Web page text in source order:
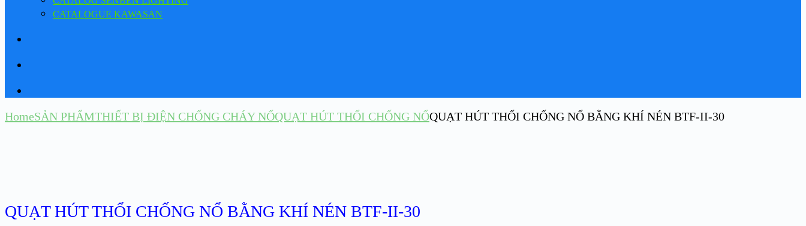
CATALOGUE KAWASAN
HomeSẢN PHẨMTHIẾT BỊ ĐIỆN CHỐNG CHÁY NỔQUẠT HÚT THỔI CHỐNG NỔQUẠT HÚT THỔI CHỐNG NỔ BẰNG KHÍ NÉN BTF-II-30
QUẠT HÚT THỔI CHỐNG NỔ BẰNG KHÍ NÉN BTF-II-30